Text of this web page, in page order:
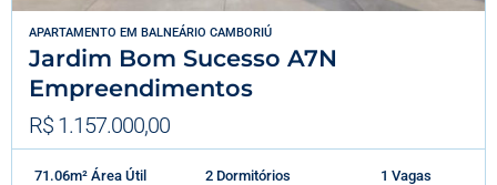
APARTAMENTO EM BALNEÁRIO CAMBORIÚ
Jardim Bom Sucesso A7N
Empreendimentos
R$ 1.157.000,00
71.06m² Área Útil 2 Dormitórios 1 Vagas